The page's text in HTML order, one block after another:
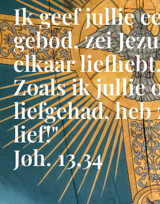
Ik geef jullie
gebod, zei
elkaar
Zoals ik jullie
liefgehad, heb
lief!"
Joh. 13,34